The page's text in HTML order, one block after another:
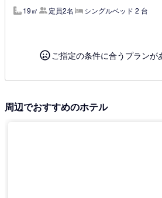
19㎡ 定員2名
シングルベッド 2 台
ご指定の条件に合うプランが
周辺でおすすめのホテル